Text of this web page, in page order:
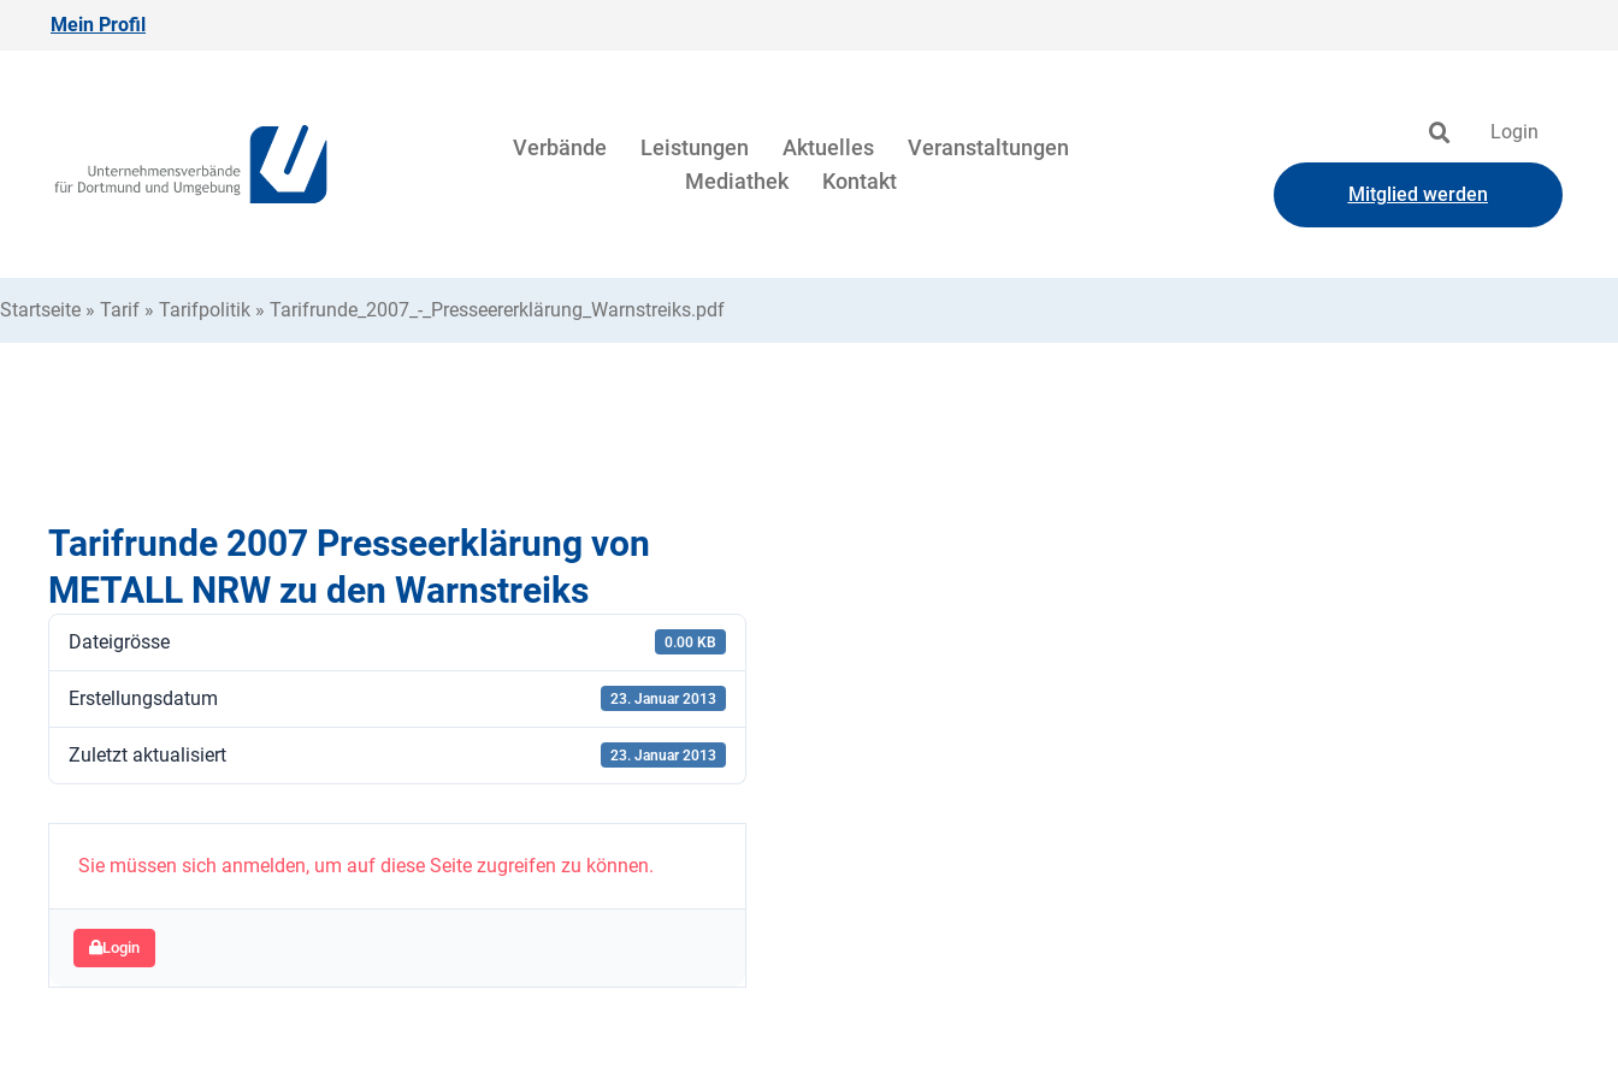
Mein Profil
Verbände Leistungen Aktuelles
Veranstaltungen
Mediathek
Kontakt
Login
Mitglied werden
Startseite » Tarif » Tarifpolitik » Tarifrunde_2007_-_Presseererklärung_Warnstreiks.pdf
Tarifrunde 2007 Presseerklärung von
METALL NRW zu den Warnstreiks
Dateigrösse 0.00 KB
Erstellungsdatum 23. Januar 2013
Zuletzt aktualisiert 23. Januar 2013
Sie müssen sich anmelden, um auf diese Seite zugreifen zu können.
Login